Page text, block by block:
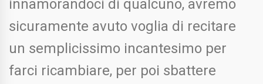
innamorandoci di qualcuno, avremo
sicuramente avuto voglia di recitare
un semplicissimo incantesimo per
farci ricambiare, per poi sbattere